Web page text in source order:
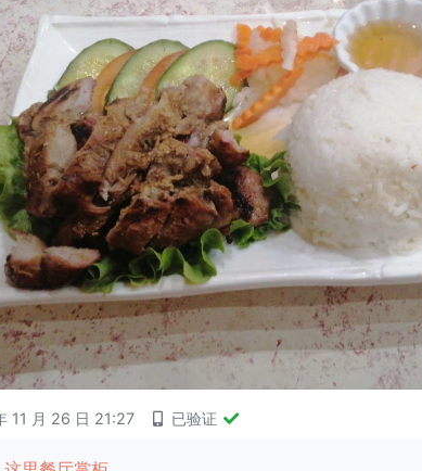
11 月 26 日 21:27 已验证